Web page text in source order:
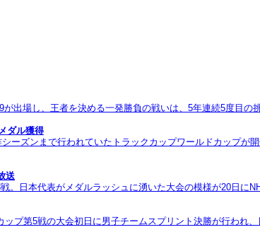
出場し、王者を決める一発勝負の戦いは、5年連続5度目
ダル獲得
ズンまで行われていたトラックカップワールドカップが
送
。日本代表がメダルラッシュに湧いた大会の模様が20日
プ第5戦の大会初日に男子チームスプリント決勝が行われ